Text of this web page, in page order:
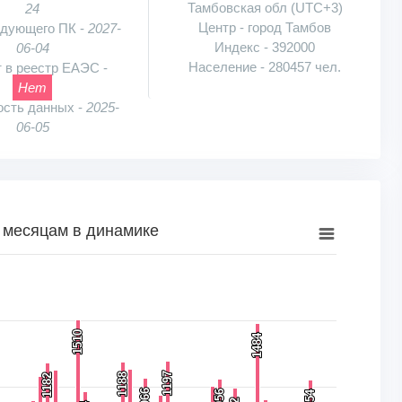
24
ПК - 2027-
06-04
в реестр ЕАЭС -
Нет
данных - 2025-
06-05
Тамбовская обл (UTC+3)
Центр - город Тамбов
Индекс - 392000
Население - 280457 чел.
шт.. Range: 0 to 2000.
в динамике
1182
1182
1510
1510
1188
1188 1197
1197
1484
1484